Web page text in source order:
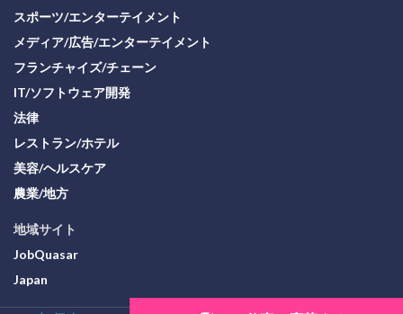
スポーツ/エンターテイメント
メディア/広告/エンターテイメント
フランチャイズ/チェーン
IT/ソフトウェア開発
法律
レストラン/ホテル
美容/ヘルスケア
農業/地方
地域サイト
JobQuasar
Japan